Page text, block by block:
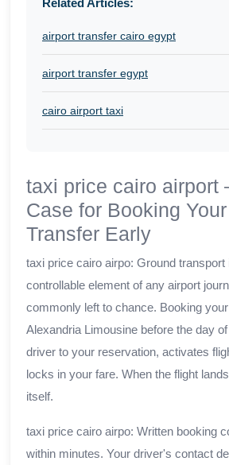
airport transfer cairo egypt
airport transfer egypt
cairo airport taxi
taxi price cairo
Case for Booking
Transfer Early
taxi price cairo airpo: Ground
controllable element of any airport
commonly left to chance. Booking
Alexandria Limousine before the day
driver to your reservation, activates
locks in your fare. When the flight
itself.
taxi price cairo airpo: Written booking
within minutes. Your driver's contact